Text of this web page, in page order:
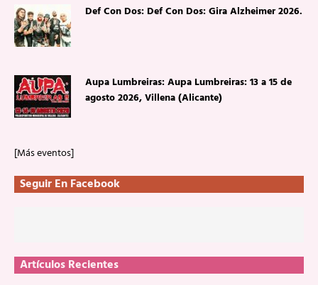
Def Con Dos: Def Con Dos: Gira Alzheimer 2026.
Aupa Lumbreiras: Aupa Lumbreiras: 13 a 15 de
agosto 2026, Villena (Alicante)
[Más eventos]
Seguir En Facebook
Artículos Recientes